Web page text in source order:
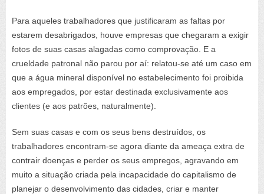
Para aqueles trabalhadores que justificaram as faltas por
estarem desabrigados, houve empresas que chegaram a exigir
fotos de suas casas alagadas como comprovação. E a
crueldade patronal não parou por aí: relatou-se até um caso em
que a água mineral disponível no estabelecimento foi proibida
aos empregados, por estar destinada exclusivamente aos
clientes (e aos patrões, naturalmente).
Sem suas casas e com os seus bens destruídos, os
trabalhadores encontram-se agora diante da ameaça extra de
contrair doenças e perder os seus empregos, agravando em
muito a situação criada pela incapacidade do capitalismo de
planejar o desenvolvimento das cidades, criar e manter